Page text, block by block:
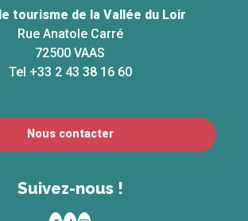
tourisme de la Vallée du Loir
Rue Anatole Carré
72500 VAAS
Tel +33 2 43 38 16 60
Nous contacter
Suivez-nous !